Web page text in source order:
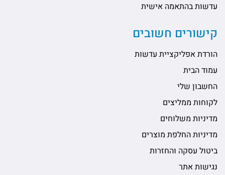
עדשות בהתאמה אישית
קישורים חשובים
הורדת אפליקציית עדשות
עמוד הבית
החשבון שלי
לקוחות ממליצים
מדיניות משלוחים
מדיניות החלפת מוצרים
ביטול עסקה והחזרות
נגישות אתר